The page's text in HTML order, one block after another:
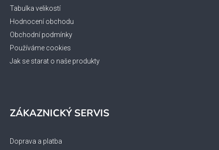
Tabulka velikostí
Hodnocení obchodu
Obchodní podmínky
Používáme cookies
Jak se starat o naše produkty
ZÁKAZNICKÝ SERVIS
Doprava a platba